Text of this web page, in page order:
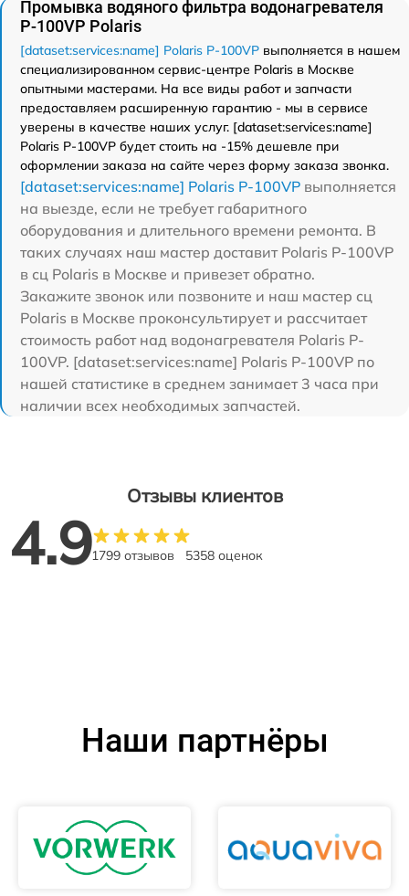
Промывка водяного фильтра водонагревателя
P-100VP Polaris
[dataset:services:name] Polaris P-100VP выполняется в нашем
специализированном сервис-центре Polaris в Москве
опытными мастерами. На все виды работ и запчасти
предоставляем расширенную гарантию - мы в сервисе
уверены в качестве наших услуг. [dataset:services:name]
Polaris P-100VP будет стоить на -15% дешевле при
оформлении заказа на сайте через форму заказа звонка.
[dataset:services:name] Polaris P-100VP выполняется
на выезде, если не требует габаритного
оборудования и длительного времени ремонта. В
таких случаях наш мастер доставит Polaris P-100VP
в сц Polaris в Москве и привезет обратно.
Закажите звонок или позвоните и наш мастер сц
Polaris в Москве проконсультирует и рассчитает
стоимость работ над водонагревателя Polaris P-
100VP. [dataset:services:name] Polaris P-100VP по
нашей статистике в среднем занимает 3 часа при
наличии всех необходимых запчастей.
Отзывы клиентов
4.91799 отзывов 5358 оценок
Наши партнёры